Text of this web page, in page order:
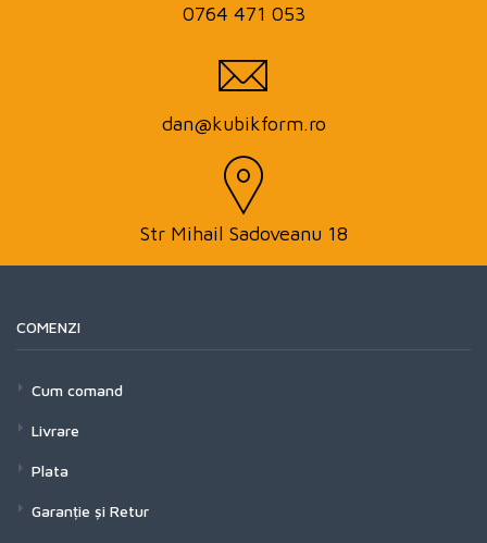
0764 471 053
dan@kubikform.ro
Str Mihail Sadoveanu 18
COMENZI
Cum comand
Livrare
Plata
Garanție și Retur